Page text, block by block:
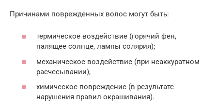
Причинами поврежденных волос могут быть:
термическое воздействие (горячий фен,
палящее солнце, лампы солярия);
механическое воздействие (при неаккуратном
расчесывании);
химическое повреждение (в результате
нарушения правил окрашивания).